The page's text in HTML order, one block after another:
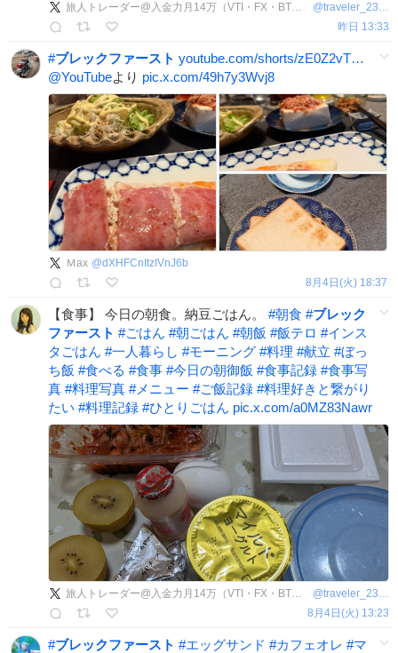
旅人トレーダー@入金力月14万（VTI・FX・BTC・米国株） @traveler_230412
昨日 13:33
#ブレックファースト youtube.com/shorts/zE0Z2vT…
@YouTubeより pic.x.com/49h7y3Wvj8
Ｍax @dXHFCnItzIVnJ6b
8月4日(火) 18:37
【食事】 今日の朝食。納豆ごはん。 #朝食 #ブレック
ファースト #ごはん #朝ごはん #朝飯 #飯テロ #インス
タごはん #一人暮らし #モーニング #料理 #献立 #ぼっ
ち飯 #食べる #食事 #今日の朝御飯 #食事記録 #食事写
真 #料理写真 #メニュー #ご飯記録 #料理好きと繋がり
たい #料理記録 #ひとりごはん pic.x.com/a0MZ83Nawr
旅人トレーダー@入金力月14万（VTI・FX・BTC・米国株） @traveler_230412
8月4日(火) 13:23
#ブレックファースト #エッグサンド #カフェオレ #マ